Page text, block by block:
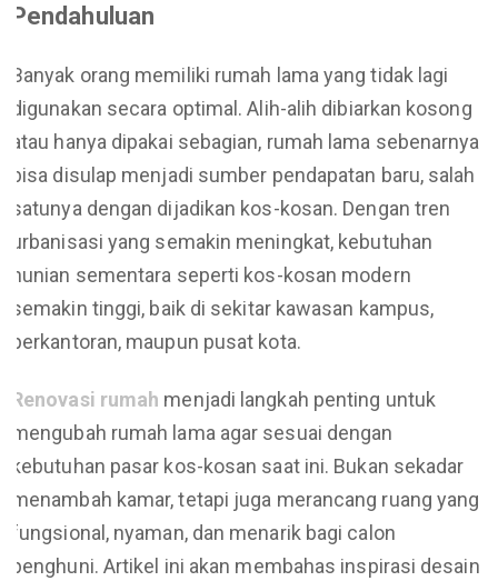
Pendahuluan
Banyak orang memiliki rumah lama yang tidak lagi
digunakan secara optimal. Alih-alih dibiarkan kosong
atau hanya dipakai sebagian, rumah lama sebenarnya
bisa disulap menjadi sumber pendapatan baru, salah
satunya dengan dijadikan kos-kosan. Dengan tren
urbanisasi yang semakin meningkat, kebutuhan
hunian sementara seperti kos-kosan modern
semakin tinggi, baik di sekitar kawasan kampus,
perkantoran, maupun pusat kota.
Renovasi rumah menjadi langkah penting untuk
mengubah rumah lama agar sesuai dengan
kebutuhan pasar kos-kosan saat ini. Bukan sekadar
menambah kamar, tetapi juga merancang ruang yang
fungsional, nyaman, dan menarik bagi calon
penghuni. Artikel ini akan membahas inspirasi desain